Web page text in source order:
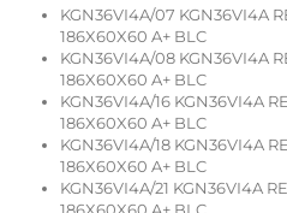
KGN36VI4A/07 KGN36VI4A
186X60X60 A+ BLC
KGN36VI4A/08 KGN36VI4A
186X60X60 A+ BLC
KGN36VI4A/16 KGN36VI4A
186X60X60 A+ BLC
KGN36VI4A/18 KGN36VI4A
186X60X60 A+ BLC
KGN36VI4A/21 KGN36VI4A